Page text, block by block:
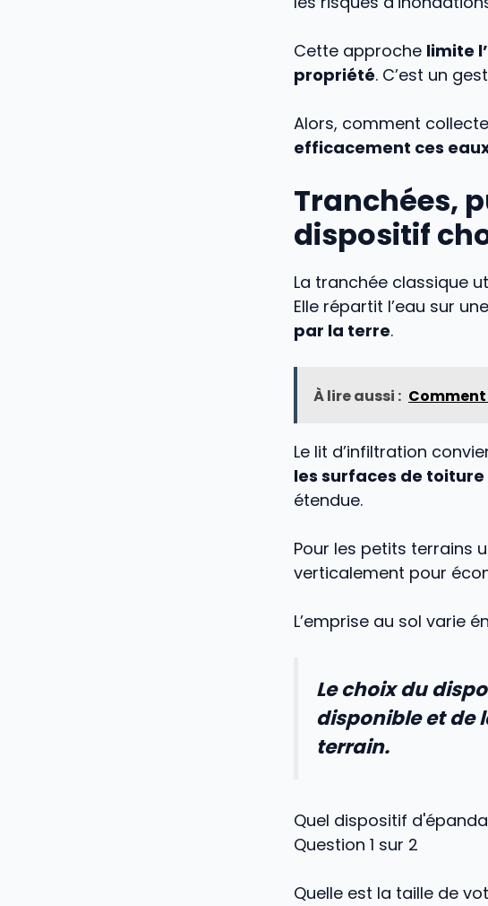
Cette approche limite
propriété. C’est un
Alors, comment
efficacement ces
Tranchées,
dispositif
La tranchée classique
Elle répartit l’eau sur
par la terre.
À lire aussi :
Le lit d’infiltration
les surfaces de
étendue.
Pour les petits terrains
verticalement pour
L’emprise au sol varie
Le choix du
disponible et de
terrain.
Quel dispositif
Question 1 sur 2
Quelle est la taille de